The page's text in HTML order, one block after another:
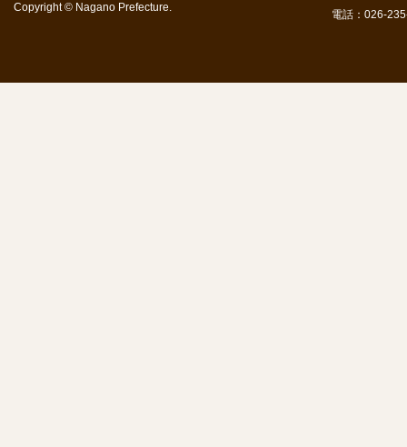
Copyright © Nagano Prefecture.
電話：026-